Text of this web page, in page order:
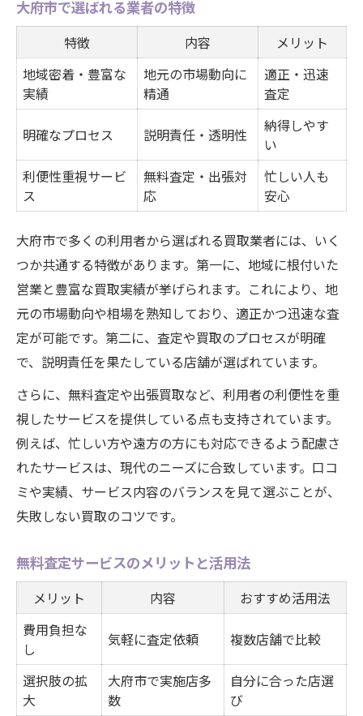
大府市で選ばれる業者の特徴
特徴 内容
メリット
地域密着・豊富な
実績
地元の市場動向に
精通
適正・迅速
査定
明確なプロセス 説明責任・透明性
納得しやす
い
利便性重視サービ
ス
無料査定・出張対
応
忙しい人も
安心
大府市で多くの利用者から選ばれる買取業者には、いく
つか共通する特徴があります。第一に、地域に根付いた
営業と豊富な買取実績が挙げられます。これにより、地
元の市場動向や相場を熟知しており、適正かつ迅速な査
定が可能です。第二に、査定や買取のプロセスが明確
で、説明責任を果たしている店舗が選ばれています。
さらに、無料査定や出張買取など、利用者の利便性を重
視したサービスを提供している点も支持されています。
例えば、忙しい方や遠方の方にも対応できるよう配慮さ
れたサービスは、現代のニーズに合致しています。口コ
ミや実績、サービス内容のバランスを見て選ぶことが、
失敗しない買取のコツです。
無料査定サービスのメリットと活用法
メリット 内容
おすすめ活用法
費用負担な
し
気軽に査定依頼 複数店舗で比較
選択肢の拡
大
大府市で実施店多
数
自分に合った店選
び